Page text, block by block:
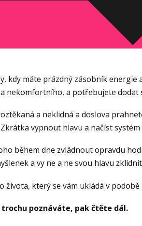
kdy máte prázdný zásobník
nekomfortního, a potřebujete dodat
a neklidná a doslova
vypnout hlavu a načíst systém
během dne zvládnout opravdu
a vy ne a ne svou hlavu
života, který se vám ukládá v
poznáváte, pak čtěte dál.